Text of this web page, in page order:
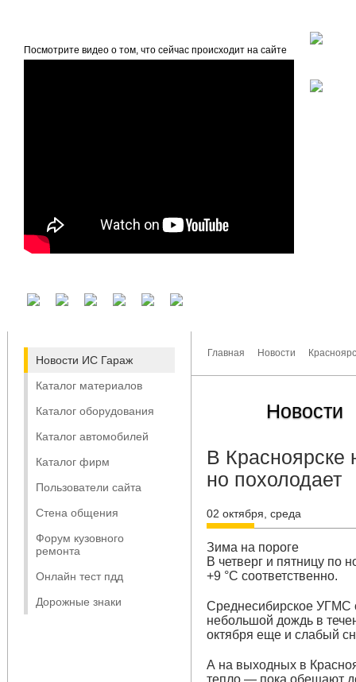
Посмотрите видео о том, что сейчас происходит на сайте
Новости ИС Гараж
Каталог материалов
Каталог оборудования
Каталог автомобилей
Каталог фирм
Пользователи сайта
Стена общения
Форум кузовного
ремонта
Онлайн тест пдд
Дорожные знаки
Главная Новости
Новости
В Красноярске
но похолодает
02 октября, среда
Зима на пороге
В четверг и пятницу по
+9 °C соответственно.
Среднесибирское УГМС
небольшой дождь в
октября еще и слабый
А на выходных в
тепло — пока обещают